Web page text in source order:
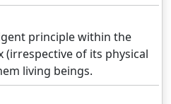
principle within the
of its physical
living beings.